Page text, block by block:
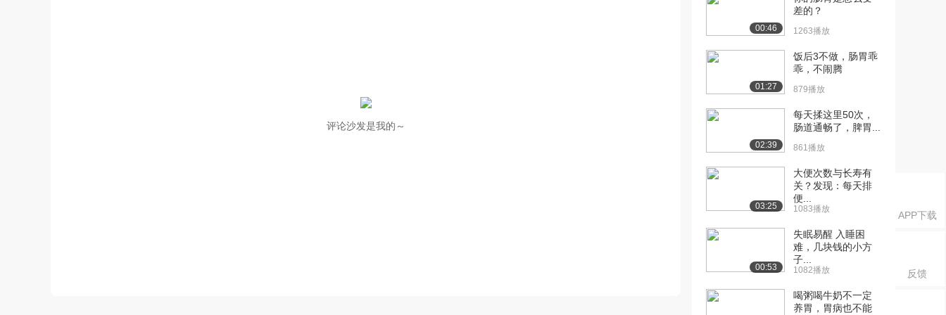
APP下载
反馈
评论沙发是我的～
00:46
差的？
1263播放
01:27
饭后3不做，肠胃乖
乖，不闹腾
879播放
02:39
每天揉这里50次，
肠道通畅了，脾胃...
861播放
03:25
大便次数与长寿有
关？发现：每天排
便...
1083播放
00:53
失眠易醒 入睡困
难，几块钱的小方
子...
1082播放
喝粥喝牛奶不一定
养胃，胃病也不能